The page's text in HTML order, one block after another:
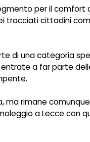
per il comfort
tracciati cittadini
di una categoria
a far parte
ma rimane
a Lecce con